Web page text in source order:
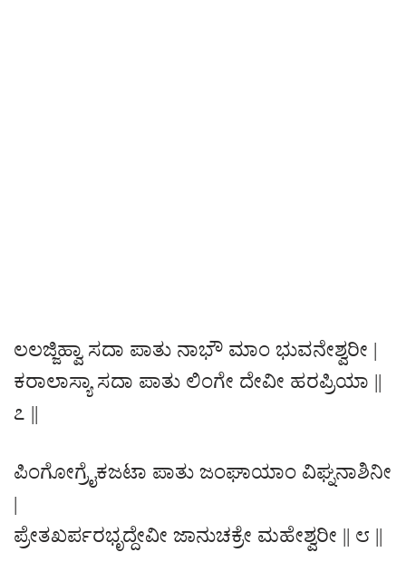
ಲಲಜ್ಜಿಹ್ವಾ ಸದಾ ಪಾತು ನಾಭೌ ಮಾಂ ಭುವನೇಶ್ವರೀ |
ಕರಾಲಾಸ್ಯಾ ಸದಾ ಪಾತು ಲಿಂಗೇ ದೇವೀ ಹರಪ್ರಿಯಾ ||
೭ ||
ಪಿಂಗೋಗ್ರೈಕಜಟಾ ಪಾತು ಜಂಘಾಯಾಂ ವಿಘ್ನನಾಶಿನೀ
|
ಪ್ರೇತಖರ್ಪರಭೃದ್ದೇವೀ ಜಾನುಚಕ್ರೇ ಮಹೇಶ್ವರೀ || ೮ ||